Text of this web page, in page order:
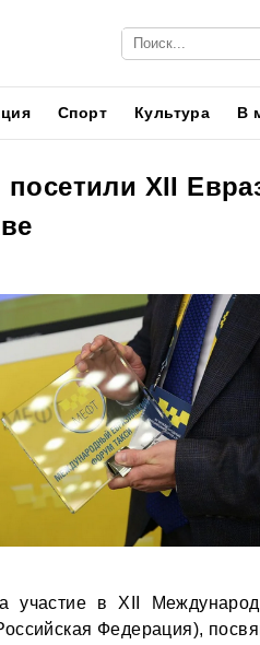
Спорт Культура В
XII
участие в XII
Федерация),